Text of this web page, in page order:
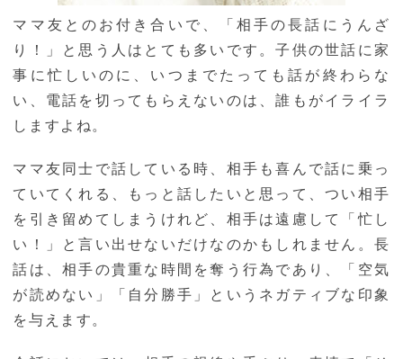
ママ友とのお付き合いで、「相手の長話にうんざ
り！」と思う人はとても多いです。子供の世話に家
事に忙しいのに、いつまでたっても話が終わらな
い、電話を切ってもらえないのは、誰もがイライラ
しますよね。
ママ友同士で話している時、相手も喜んで話に乗っ
ていてくれる、もっと話したいと思って、つい相手
を引き留めてしまうけれど、相手は遠慮して「忙し
い！」と言い出せないだけなのかもしれません。長
話は、相手の貴重な時間を奪う行為であり、「空気
が読めない」「自分勝手」というネガティブな印象
を与えます。